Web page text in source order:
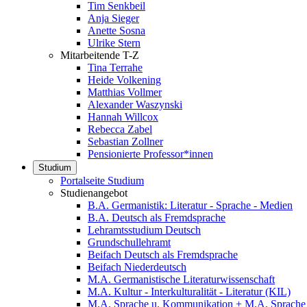
Tim Senkbeil
Anja Sieger
Anette Sosna
Ulrike Stern
Mitarbeitende T-Z
Tina Terrahe
Heide Volkening
Matthias Vollmer
Alexander Waszynski
Hannah Willcox
Rebecca Zabel
Sebastian Zollner
Pensionierte Professor*innen
Studium
Portalseite Studium
Studienangebot
B.A. Germanistik: Literatur - Sprache - Medien
B.A. Deutsch als Fremdsprache
Lehramtsstudium Deutsch
Grundschullehramt
Beifach Deutsch als Fremdsprache
Beifach Niederdeutsch
M.A. Germanistische Literaturwissenschaft
M.A. Kultur - Interkulturalität - Literatur (KIL)
M.A. Sprache u. Kommunikation + M.A.